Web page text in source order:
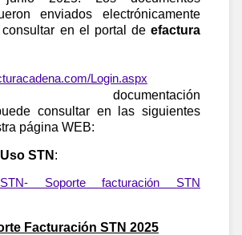
enviados electrónicamente
en el portal de efactura
Login.aspx
consultar en las siguientes
página WEB:
STN :
Soporte facturación STN
Facturación STN 2025